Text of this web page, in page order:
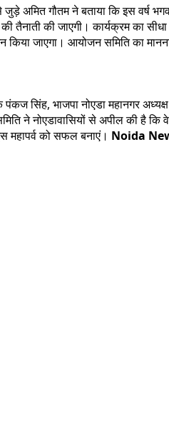
गौतम ने बताया कि इस वर्ष
की जाएगी। कार्यक्रम का
किया जाएगा। आयोजन समिति का
पंकज सिंह, भाजपा नोएडा महानगर
ने नोएडावासियों से अपील की है
महापर्व को सफल बनाएं। Noida